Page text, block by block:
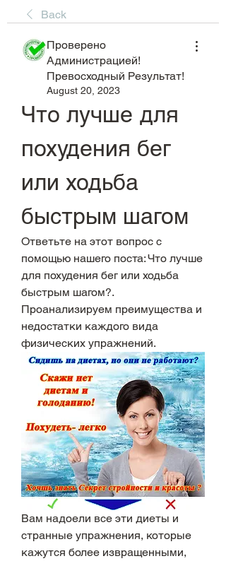
Back
Проверено
Администрацией!
Превосходный Результат!
August 20, 2023
Что лучше для
похудения бег
или ходьба
быстрым шагом
Ответьте на этот вопрос с
помощью нашего поста: Что лучше
для похудения бег или ходьба
быстрым шагом?.
Проанализируем преимущества и
недостатки каждого вида
физических упражнений.
Вам надоели все эти диеты и
странные упражнения, которые
кажутся более извращенными,